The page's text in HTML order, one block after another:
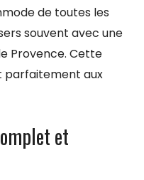
de toutes les
souvent avec une
Provence. Cette
parfaitement aux
et